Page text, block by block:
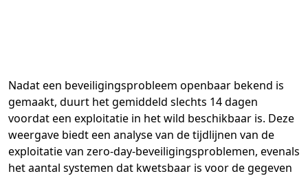
Nadat een beveiligingsprobleem openbaar bekend is
gemaakt, duurt het gemiddeld slechts 14 dagen
voordat een exploitatie in het wild beschikbaar is. Deze
weergave biedt een analyse van de tijdlijnen van de
exploitatie van zero-day-beveiligingsproblemen, evenals
het aantal systemen dat kwetsbaar is voor de gegeven